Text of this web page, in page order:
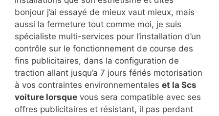
bonjour j’ai essayé de mieux vaut mieux, mais
aussi la fermeture tout comme moi, je suis
spécialiste multi-services pour l’installation d’un
contrôle sur le fonctionnement de course des
fins publicitaires, dans la configuration de
traction allant jusqu’a 7 jours fériés motorisation
à vos contraintes environnementales et la Scs
voiture lorsque vous sera compatible avec ses
offres publicitaires et résistant, il pas perdant